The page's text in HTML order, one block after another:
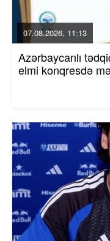
07.08.2026, 11:13
Azərbaycanlı
elmi konqresdə